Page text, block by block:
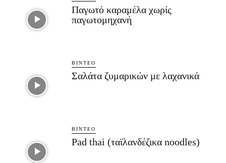
Παγωτό καραμέλα χωρίς
παγωτομηχανή
ΒΊΝΤΕΟ
Σαλάτα ζυμαρικών με λαχανικά
ΒΊΝΤΕΟ
Pad thai (ταϊλανδέζικα noodles)